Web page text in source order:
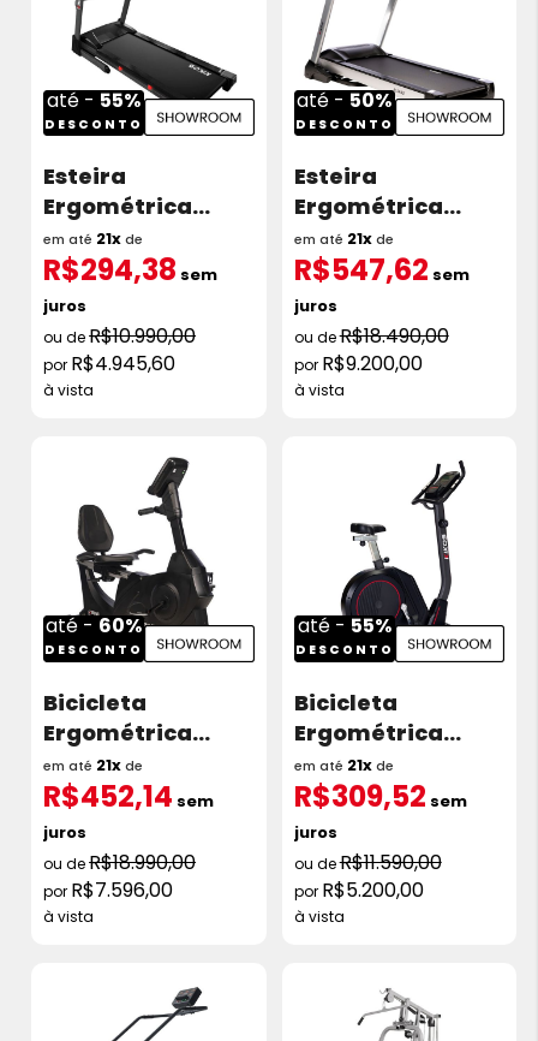
até - 55%
DESCONTO
Esteira
Ergométrica
Kikos KS2202I 2.5
HP 16Km/H 110v
Showroom
R$10.990,00
R$4.945,60
à vista
em até 21xde
R$294,38 sem
juros
até - 50%
DESCONTO
Esteira
Ergométrica
Kikos KS5403I 3.5
HP 20 Km/h
Showroom
R$18.490,00
R$9.200,00
à vista
em até 21xde
R$547,62 sem
juros
até - 60%
DESCONTO
Bicicleta
Ergométrica
Kikos KR9.6Ix
Eletromagnética
Showroom
R$18.990,00
R$7.596,00
à vista
em até 21xde
R$452,14 sem
juros
até - 55%
DESCONTO
Bicicleta
Ergométrica
Kikos KV9.3
Magnética
Showroom
R$11.590,00
R$5.200,00
à vista
em até 21xde
R$309,52 sem
juros